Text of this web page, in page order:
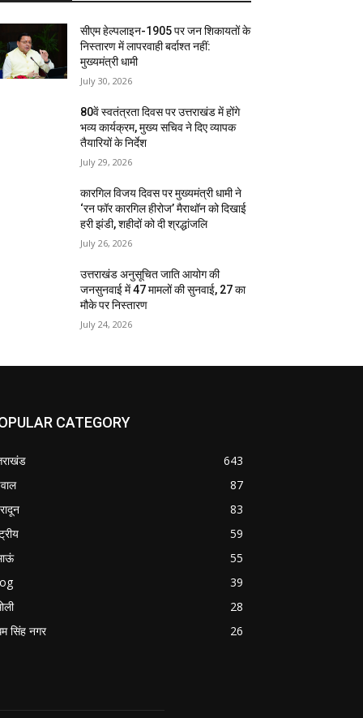
सीएम हेल्पलाइन-1905 पर जन शिकायतों के
निस्तारण में लापरवाही बर्दाश्त नहीं:
मुख्यमंत्री धामी
July 30, 2026
80वें स्वतंत्रता दिवस पर उत्तराखंड में होंगे
भव्य कार्यक्रम, मुख्य सचिव ने दिए व्यापक
तैयारियों के निर्देश
July 29, 2026
कारगिल विजय दिवस पर मुख्यमंत्री धामी ने
‘रन फॉर कारगिल हीरोज’ मैराथॉन को दिखाई
हरी झंडी, शहीदों को दी श्रद्धांजलि
July 26, 2026
उत्तराखंड अनुसूचित जाति आयोग की
जनसुनवाई में 47 मामलों की सुनवाई, 27 का
मौके पर निस्तारण
July 24, 2026
CATEGORY
643
87
83
59
55
39
28
सिंह नगर
26